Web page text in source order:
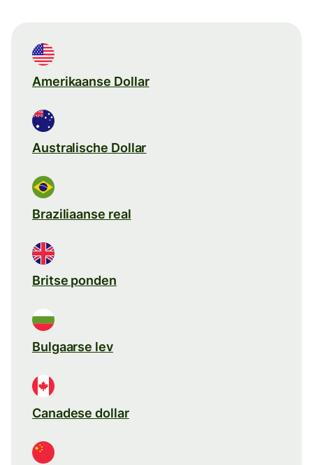
Amerikaanse Dollar
Australische Dollar
Braziliaanse real
Britse ponden
Bulgaarse lev
Canadese dollar